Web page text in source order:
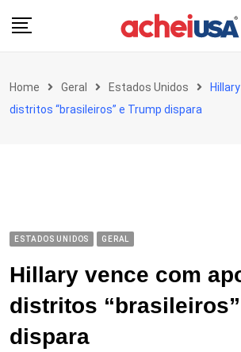
Home Geral Estados Unidos
distritos “brasileiros” e Trump dispara
ESTADOS UNIDOS GERAL
Hillary vence com
distritos
dispara